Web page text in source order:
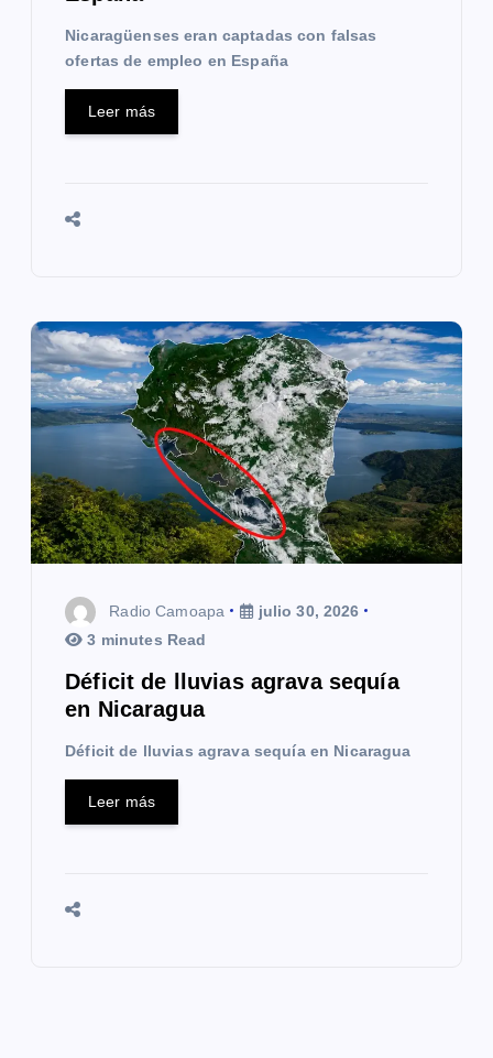
Nicaragüenses eran captadas con falsas
ofertas de empleo en España
Leer más
Radio Camoapa
julio 30, 2026
3 minutes Read
Déficit de lluvias agrava sequía
en Nicaragua
Déficit de lluvias agrava sequía en Nicaragua
Leer más